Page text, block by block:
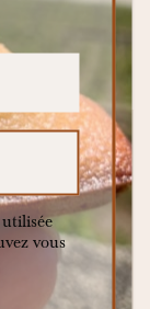
vous